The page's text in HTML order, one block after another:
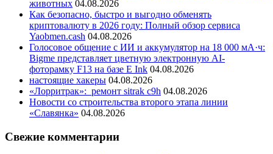
животных 04.08.2026
Как безопасно, быстро и выгодно обменять
криптовалюту в 2026 году: Полный обзор сервиса
Yaobmen.cash 04.08.2026
Голосовое общение с ИИ и аккумулятор на 18 000 мА·ч:
Bigme представляет цветную электронную AI-
фоторамку F13 на базе E Ink 04.08.2026
настоящие хакеры 04.08.2026
«Лорритрак»: ремонт sitrak c9h 04.08.2026
Новости со строительства второго этапа линии
«Славянка» 04.08.2026
Свежие комментарии